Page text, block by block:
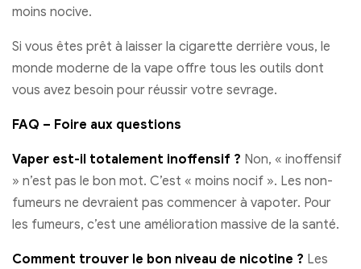
moins nocive.
Si vous êtes prêt à laisser la cigarette derrière vous, le
monde moderne de la vape offre tous les outils dont
vous avez besoin pour réussir votre sevrage.
FAQ – Foire aux questions
Vaper est-il totalement inoffensif ? Non, « inoffensif
» n’est pas le bon mot. C’est « moins nocif ». Les non-
fumeurs ne devraient pas commencer à vapoter. Pour
les fumeurs, c’est une amélioration massive de la santé.
Comment trouver le bon niveau de nicotine ? Les